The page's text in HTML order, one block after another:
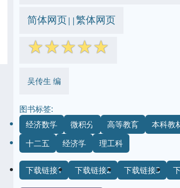
简体网页||繁体网页
☆☆☆☆☆
吴传生 编
图书标签:
经济数学
微积分 高等教育
本科教
十二五
经济学 理工科
下载链接1 下载链接2 下载链接3